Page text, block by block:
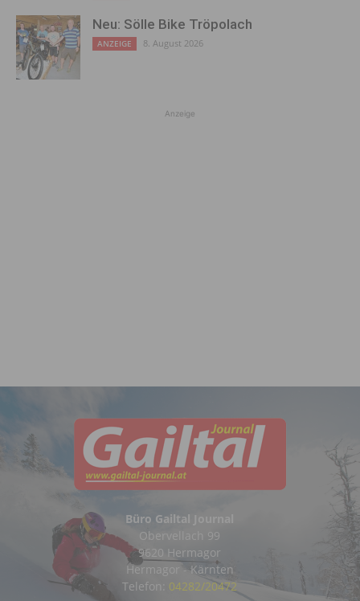
Neu: Sölle Bike Tröpolach
ANZEIGE 8. August 2026
Anzeige
Büro Gailtal Journal
Obervellach 99
9620 Hermagor
Hermagor - Kärnten
Telefon: 04282/20472